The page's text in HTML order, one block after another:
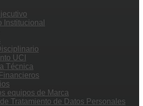
Institucional
UCI
Técnica
equipos de Marca
Tratamiento de Datos Personales